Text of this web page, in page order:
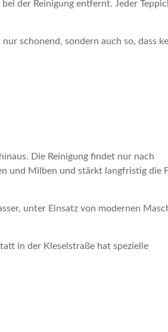
der Reinigung entfernt. Jeder
schonend, sondern auch so, dass
Die Reinigung findet nur nach
und Milben und stärkt langfristig die
unter Einsatz von modernen
in der Kleselstraße hat spezielle